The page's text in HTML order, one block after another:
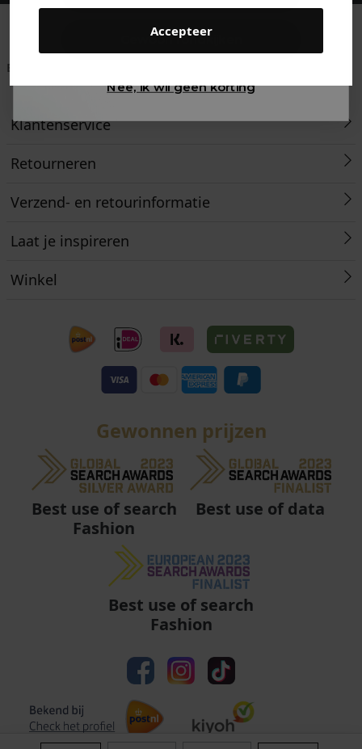
Accepteer
Betaal achteraf met
Klarna
is morgen in huis!*
ons met een 9,6!
Klantenservice
Retourneren
Verzend- en retourinformatie
Laat je inspireren
Winkel
Gewonnen prijzen
Best use of search
Fashion
Best use of data
Best use of search
Fashion
Gewoon rondkijken
Nee, ik wil geen korting